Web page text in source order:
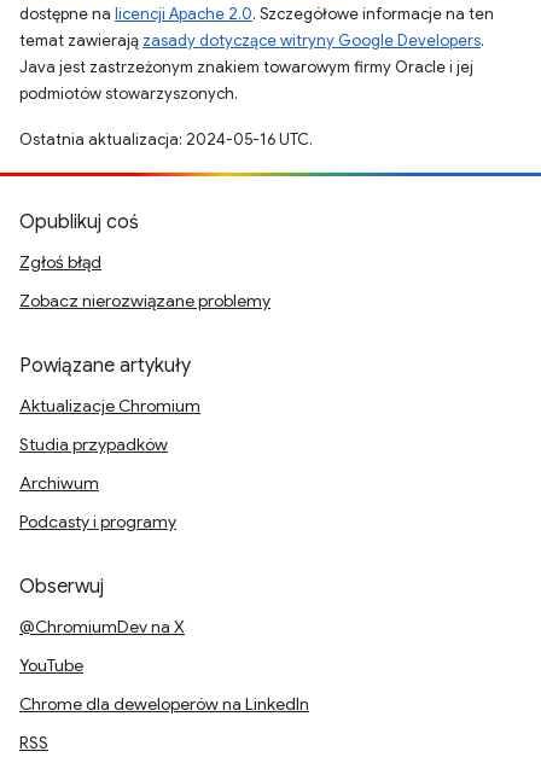
dostępne na licencji Apache 2.0. Szczegółowe informacje na ten
temat zawierają zasady dotyczące witryny Google Developers.
Java jest zastrzeżonym znakiem towarowym firmy Oracle i jej
podmiotów stowarzyszonych.
Ostatnia aktualizacja: 2024-05-16 UTC.
Opublikuj coś
Zgłoś błąd
Zobacz nierozwiązane problemy
Powiązane artykuły
Aktualizacje Chromium
Studia przypadków
Archiwum
Podcasty i programy
Obserwuj
@ChromiumDev na X
YouTube
Chrome dla deweloperów na LinkedIn
RSS